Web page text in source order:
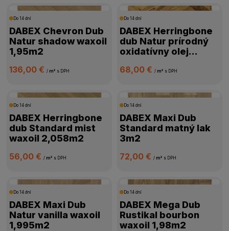
Do 14 dní
DABEX Chevron Dub
Natur shadow waxoil
1,95m2
136,00 €/ m² s DPH
Do 14 dní
DABEX Herringbone
dub Natur prírodný
oxidatívny olej
68,00 € / m² s DPH
Do 14 dní
DABEX Herringbone
dub Standard mist
waxoil 2,058m2
56,00 €/ m² s DPH
Do 14 dní
DABEX Maxi Dub
Standard matný lak
3m2
72,00 € / m² s DPH
Do 14 dní
DABEX Maxi Dub
Natur vanilla waxoil
1,995m2
Do 14 dní
DABEX Mega Dub
Rustikal bourbon
waxoil 1,98m2